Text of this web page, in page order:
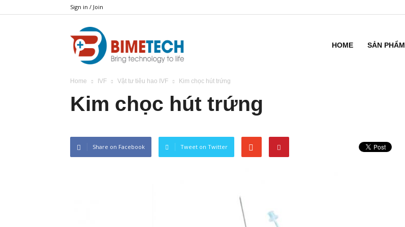
Sign in / Join
HOME SẢN PHẨM
Home IVF Vật tư tiêu hao IVF Kim chọc hút trứng
Kim chọc hút trứng
Share on Facebook Tweet on Twitter